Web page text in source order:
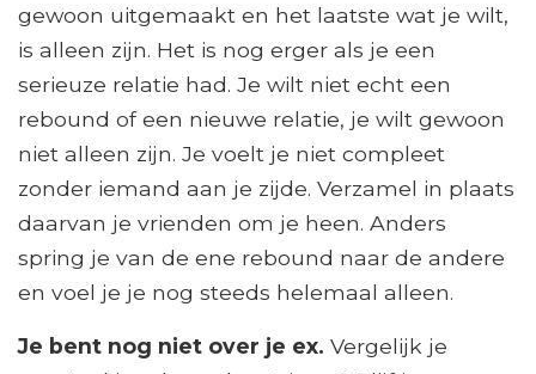
gewoon uitgemaakt en het laatste wat je wilt,
is alleen zijn. Het is nog erger als je een
serieuze relatie had. Je wilt niet echt een
rebound of een nieuwe relatie, je wilt gewoon
niet alleen zijn. Je voelt je niet compleet
zonder iemand aan je zijde. Verzamel in plaats
daarvan je vrienden om je heen. Anders
spring je van de ene rebound naar de andere
en voel je je nog steeds helemaal alleen.
Je bent nog niet over je ex. Vergelijk je